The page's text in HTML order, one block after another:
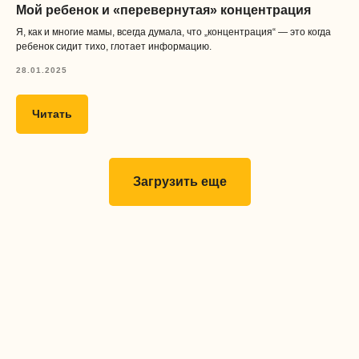
Мой ребенок и «перевернутая» концентрация
Я, как и многие мамы, всегда думала, что „концентрация“ — это когда
ребенок сидит тихо, глотает информацию.
28.01.2025
Читать
Загрузить еще
121357, Москва г, ул Инициативная, д. 10, к. 1, кв. 13
Дизайн и разработка сайта